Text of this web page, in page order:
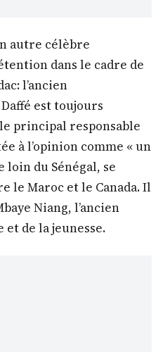
autre célèbre
dans le cadre de
l’ancien
est toujours
principal responsable
à l’opinion comme « un
loin du Sénégal, se
le Maroc et le Canada. Il
Niang, l’ancien
de la jeunesse.